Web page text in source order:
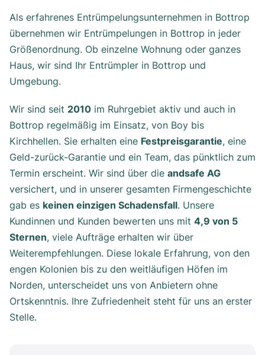
Als erfahrenes Entrümpelungsunternehmen in Bottrop
übernehmen wir Entrümpelungen in Bottrop in jeder
Größenordnung. Ob einzelne Wohnung oder ganzes
Haus, wir sind Ihr Entrümpler in Bottrop und
Umgebung.
Wir sind seit 2010 im Ruhrgebiet aktiv und auch in
Bottrop regelmäßig im Einsatz, von Boy bis
Kirchhellen. Sie erhalten eine Festpreisgarantie, eine
Geld-zurück-Garantie und ein Team, das pünktlich zum
Termin erscheint. Wir sind über die andsafe AG
versichert, und in unserer gesamten Firmengeschichte
gab es keinen einzigen Schadensfall. Unsere
Kundinnen und Kunden bewerten uns mit 4,9 von 5
Sternen, viele Aufträge erhalten wir über
Weiterempfehlungen. Diese lokale Erfahrung, von den
engen Kolonien bis zu den weitläufigen Höfen im
Norden, unterscheidet uns von Anbietern ohne
Ortskenntnis. Ihre Zufriedenheit steht für uns an erster
Stelle.